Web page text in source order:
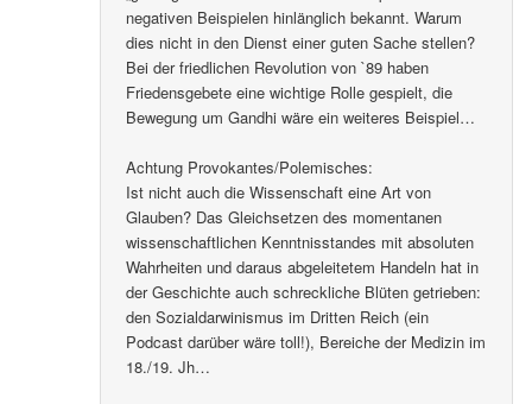
negativen Beispielen hinlänglich bekannt. Warum
dies nicht in den Dienst einer guten Sache stellen?
Bei der friedlichen Revolution von `89 haben
Friedensgebete eine wichtige Rolle gespielt, die
Bewegung um Gandhi wäre ein weiteres Beispiel…
Achtung Provokantes/Polemisches:
Ist nicht auch die Wissenschaft eine Art von
Glauben? Das Gleichsetzen des momentanen
wissenschaftlichen Kenntnisstandes mit absoluten
Wahrheiten und daraus abgeleitetem Handeln hat in
der Geschichte auch schreckliche Blüten getrieben:
den Sozialdarwinismus im Dritten Reich (ein
Podcast darüber wäre toll!), Bereiche der Medizin im
18./19. Jh…